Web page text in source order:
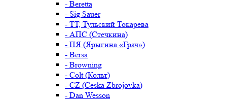
- Beretta
- Sig Sauer
- ТТ, Тульский Токарева
- АПС (Стечкина)
- ПЯ (Ярыгина «Грач»)
- Bersa
- Browning
- Colt (Кольт)
- CZ (Ceska Zbrojovka)
- Dan Wesson